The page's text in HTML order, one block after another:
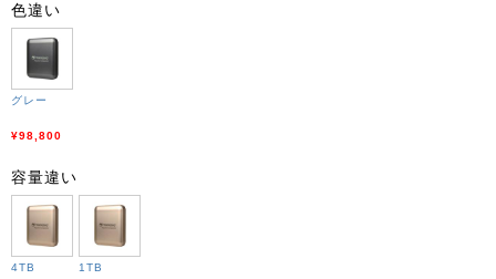
色違い
グレー
¥98,800
容量違い
4TB 1TB